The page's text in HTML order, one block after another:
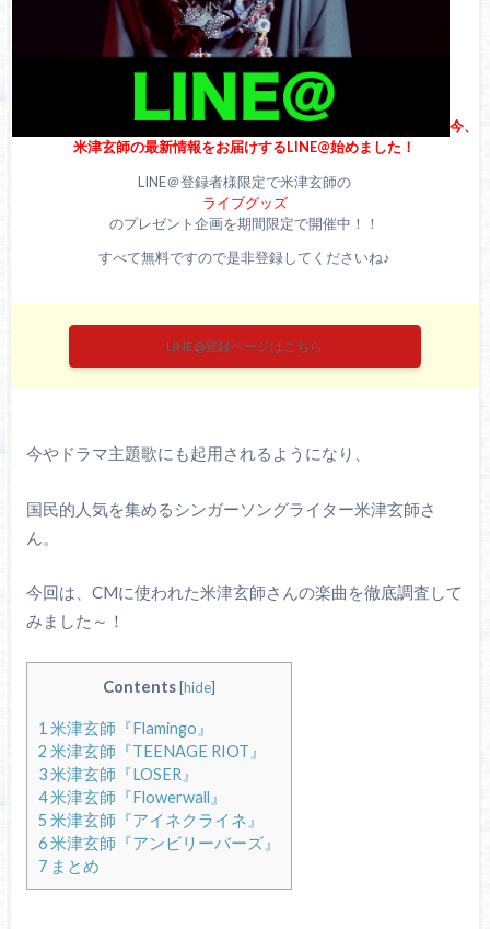
今、
米津玄師の最新情報をお届けするLINE@始めました！
LINE＠登録者様限定で米津玄師の
ライブグッズ
のプレゼント企画を期間限定で開催中！！
すべて無料ですので是非登録してくださいね♪
LINE@登録ページはこちら
今やドラマ主題歌にも起用されるようになり、
国民的人気を集めるシンガーソングライター米津玄師さ
ん。
今回は、CMに使われた米津玄師さんの楽曲を徹底調査して
みました～！
Contents [hide]
1 米津玄師『Flamingo』
2 米津玄師『TEENAGE RIOT』
3米津玄師『LOSER』
4米津玄師『Flowerwall』
5 米津玄師『アイネクライネ』
6米津玄師『アンビリーバーズ』
7まとめ